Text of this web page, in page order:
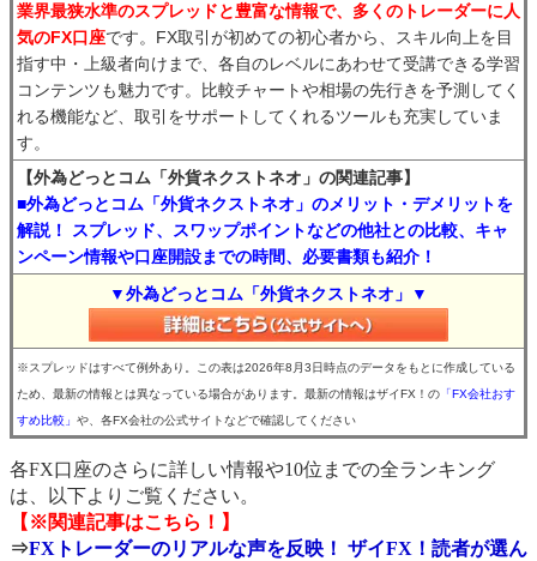
業界最狭水準のスプレッドと豊富な情報で、多くのトレーダーに人
気のFX口座です。FX取引が初めての初心者から、スキル向上を目
指す中・上級者向けまで、各自のレベルにあわせて受講できる学習
コンテンツも魅力です。比較チャートや相場の先行きを予測してく
れる機能など、取引をサポートしてくれるツールも充実していま
す。
【外為どっとコム「外貨ネクストネオ」の関連記事】
■外為どっとコム「外貨ネクストネオ」のメリット・デメリットを
解説！ スプレッド、スワップポイントなどの他社との比較、キャ
ンペーン情報や口座開設までの時間、必要書類も紹介！
▼外為どっとコム「外貨ネクストネオ」▼
※スプレッドはすべて例外あり。この表は2026年8月3日時点のデータをもとに作成している
ため、最新の情報とは異なっている場合があります。最新の情報はザイFX！の 「FX会社おす
すめ比較」 や、各FX会社の公式サイトなどで確認してください
各FX口座のさらに詳しい情報や10位までの全ランキング
は、以下よりご覧ください。
【※関連記事はこちら！】
⇒FXトレーダーのリアルな声を反映！ ザイFX！読者が選ん